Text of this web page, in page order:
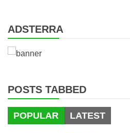
ADSTERRA
POSTS TABBED
POPULAR LATEST